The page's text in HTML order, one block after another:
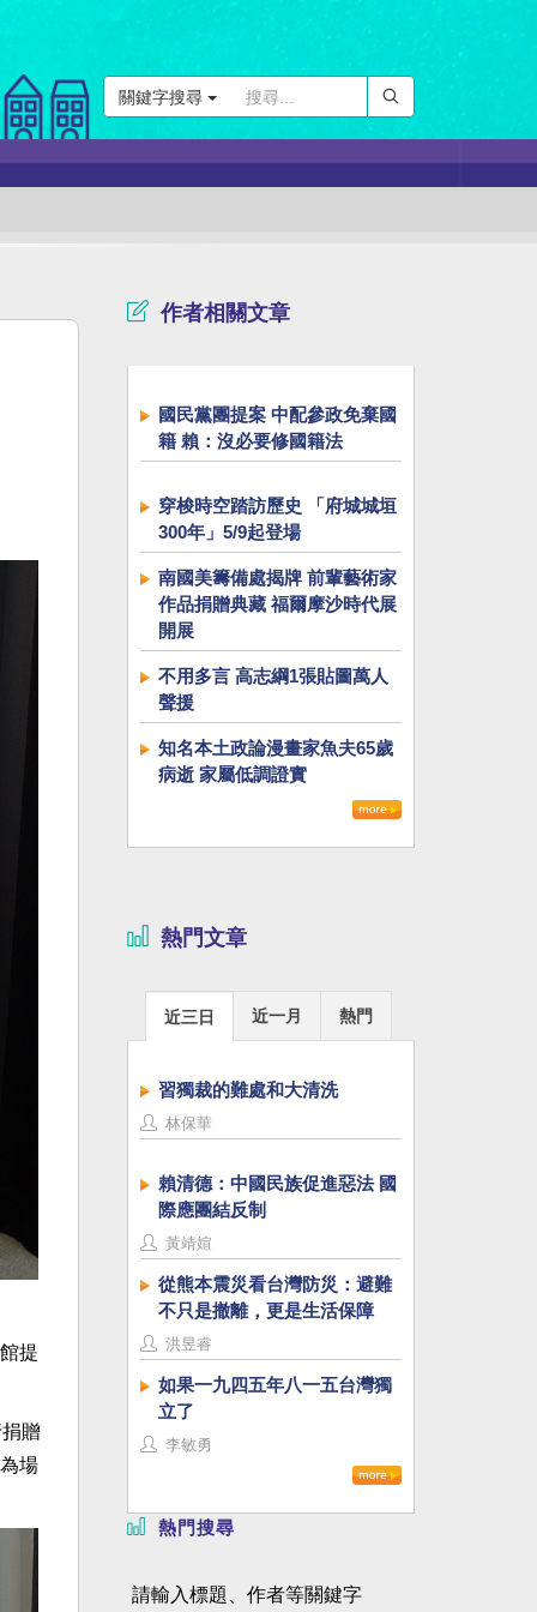
關鍵字搜尋
提
贈
場
作者相關文章
國民黨團提案 中配參政免棄國
籍 賴：沒必要修國籍法
穿梭時空踏訪歷史 「府城城垣
300年」5/9起登場
南國美籌備處揭牌 前輩藝術家
作品捐贈典藏 福爾摩沙時代展
開展
不用多言 高志綱1張貼圖萬人
聲援
知名本土政論漫畫家魚夫65歲
病逝 家屬低調證實
熱門文章
近三日 近一月 熱門
習獨裁的難處和大清洗
林保華
賴清德：中國民族促進惡法 國
際應團結反制
黃靖媗
從熊本震災看台灣防災：避難
不只是撤離，更是生活保障
洪昱睿
如果一九四五年八一五台灣獨
立了
李敏勇
熱門搜尋
請輸入標題、作者等關鍵字